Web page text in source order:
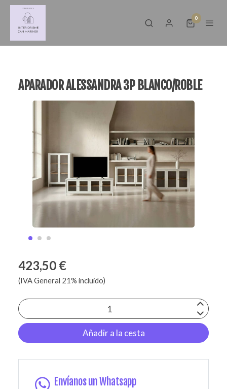
0
APARADOR ALESSANDRA 3P BLANCO/ROBLE
423,50 €
(IVA General 21% incluido)
Añadir a la cesta
Envíanos un Whatsapp